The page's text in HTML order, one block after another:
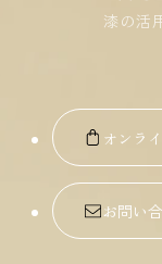
漆の活
オンラ
お問い